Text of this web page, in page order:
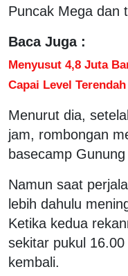
Puncak Mega dan
Baca Juga :
Menyusut 4,8 Juta
Capai Level
Menurut dia,
jam, rombongan
basecamp
Namun saat
lebih dahulu
Ketika kedua
sekitar pukul
kembali.